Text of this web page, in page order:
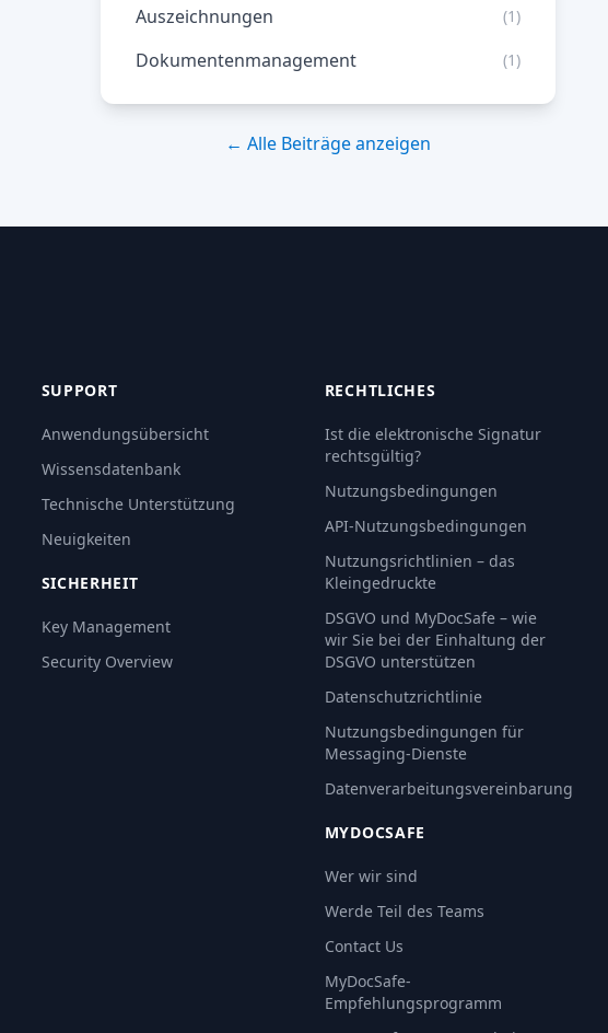
Auszeichnungen (1)
Dokumentenmanagement (1)
← Alle Beiträge anzeigen
SUPPORT
Anwendungsübersicht
Wissensdatenbank
Technische Unterstützung
Neuigkeiten
SICHERHEIT
Key Management
Security Overview
RECHTLICHES
Ist die elektronische Signatur
rechtsgültig?
Nutzungsbedingungen
API-Nutzungsbedingungen
Nutzungsrichtlinien – das
Kleingedruckte
DSGVO und MyDocSafe – wie
wir Sie bei der Einhaltung der
DSGVO unterstützen
Datenschutzrichtlinie
Nutzungsbedingungen für
Messaging-Dienste
Datenverarbeitungsvereinbarung
MYDOCSAFE
Wer wir sind
Werde Teil des Teams
Contact Us
MyDocSafe-
Empfehlungsprogramm